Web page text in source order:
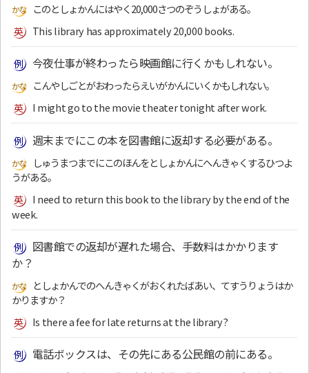
このとしょかんにはやく20,000さつのぞうしょがある。
This library has approximately 20,000 books.
今夜仕事が終わったら映画館に行くかもしれない。
こんやしごとがおわったらえいがかんにいくかもしれない。
I might go to the movie theater tonight after work.
週末までにこの本を図書館に返却する必要がある。
しゅうまつまでにこのほんをとしょかんにへんきゃくするひつよ
うがある。
I need to return this book to the library by the end of the
week.
図書館での返却が遅れた場合、手数料はかかります
か？
としょかんでのへんきゃくがおくれたばあい、てすうりょうはか
かりますか？
Is there a fee for late returns at the library?
電話ボックスは、その先にある公民館の前にある。